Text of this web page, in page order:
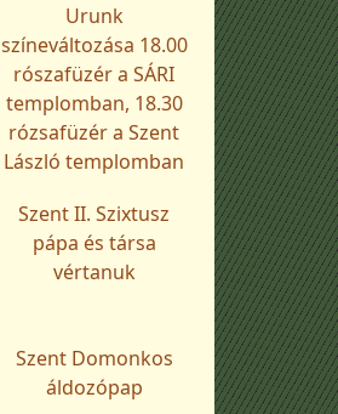
Urunk
színeváltozása 18.00
rószafüzér a SÁRI
templomban, 18.30
rózsafüzér a Szent
László templomban
Szent II. Szixtusz
pápa és társa
vértanuk
Szent Domonkos
áldozópap